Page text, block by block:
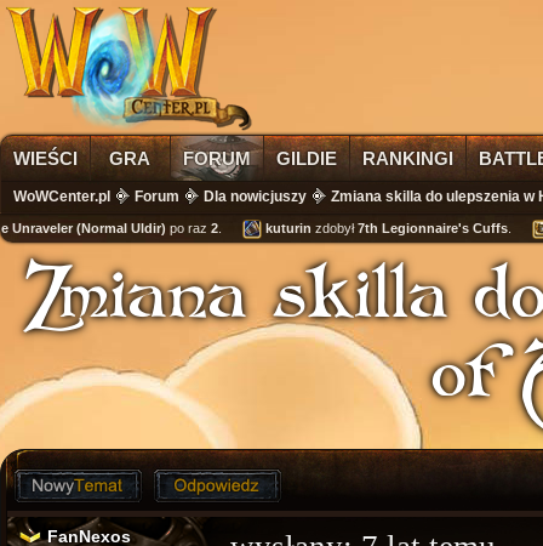
WIEŚCI GRA FORUM GILDIE RANKINGI
WoWCenter.pl Forum Dla nowicjuszy Zmiana skilla do ulepszenia w
(Normal Uldir)po raz2 . kuturinzdobył7th Legionnaire's Cuffs.
Zmiana skilla
of
FanNexos